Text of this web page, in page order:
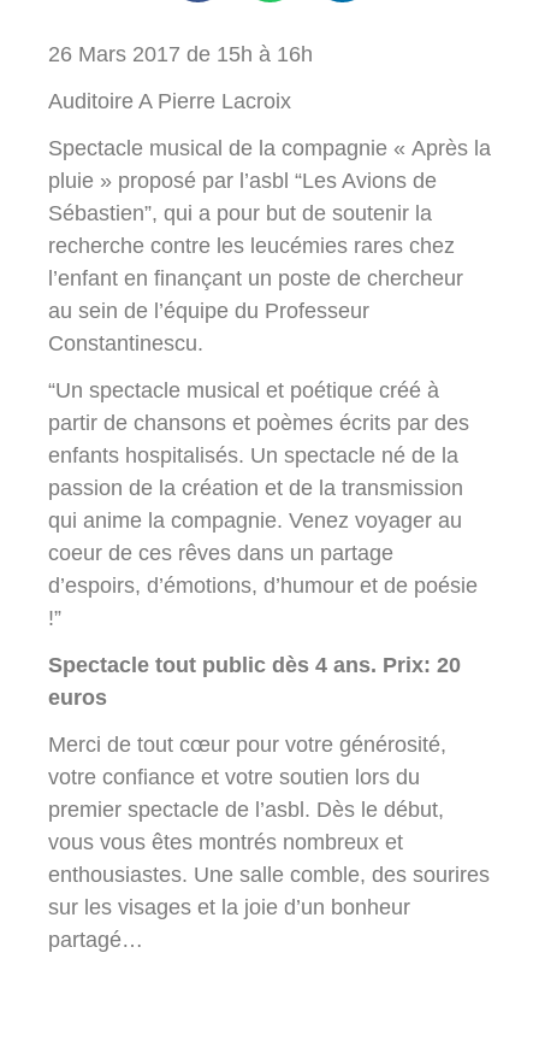
26 Mars 2017 de 15h à 16h
Auditoire A Pierre Lacroix
Spectacle musical de la compagnie « Après la
pluie » proposé par l’asbl “Les Avions de
Sébastien”, qui a pour but de soutenir la
recherche contre les leucémies rares chez
l’enfant en finançant un poste de chercheur
au sein de l’équipe du Professeur
Constantinescu.
“Un spectacle musical et poétique créé à
partir de chansons et poèmes écrits par des
enfants hospitalisés. Un spectacle né de la
passion de la création et de la transmission
qui anime la compagnie. Venez voyager au
coeur de ces rêves dans un partage
d’espoirs, d’émotions, d’humour et de poésie
!”
Spectacle tout public dès 4 ans. Prix: 20
euros
Merci de tout cœur pour votre générosité,
votre confiance et votre soutien lors du
premier spectacle de l’asbl. Dès le début,
vous vous êtes montrés nombreux et
enthousiastes. Une salle comble, des sourires
sur les visages et la joie d’un bonheur
partagé…